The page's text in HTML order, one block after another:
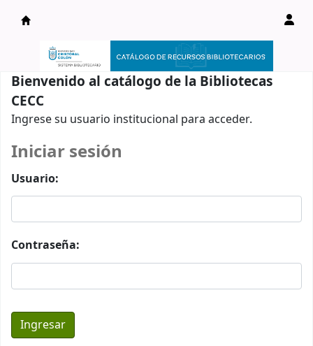
Catálogo en línea
Bienvenido al catálogo de la Bibliotecas
CECC
Ingrese su usuario institucional para acceder.
Iniciar sesión
Usuario:
Contraseña: